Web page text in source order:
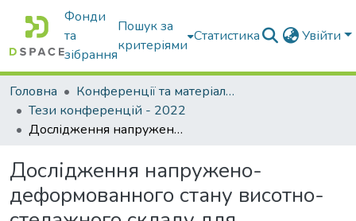
Фонди
та
зібрання
Пошук за
критеріями
Статистика Увійти
Головна
Конференції та матеріали конференцій
Тези конференцій - 2022
Дослідження напружено-деформованного стану висотно-стелажного складу для оптимізації його проектування
Дослідження напружено-
деформованного стану висотно-